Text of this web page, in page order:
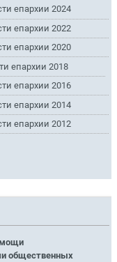
епархии 2024
епархии 2022
епархии 2020
епархии 2018
епархии 2016
епархии 2014
епархии 2012
общественных